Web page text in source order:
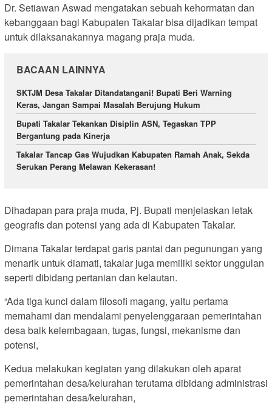
Dr. Setiawan Aswad mengatakan sebuah kehormatan dan
kebanggaan bagi Kabupaten Takalar bisa dijadikan tempat
untuk dilaksanakannya magang praja muda.
BACAAN LAINNYA
SKTJM Desa Takalar Ditandatangani! Bupati Beri Warning
Keras, Jangan Sampai Masalah Berujung Hukum
Bupati Takalar Tekankan Disiplin ASN, Tegaskan TPP
Bergantung pada Kinerja
Takalar Tancap Gas Wujudkan Kabupaten Ramah Anak, Sekda
Serukan Perang Melawan Kekerasan!
Dihadapan para praja muda, Pj. Bupati menjelaskan letak
geografis dan potensi yang ada di Kabupaten Takalar.
Dimana Takalar terdapat garis pantai dan pegunungan yang
menarik untuk diamati, takalar juga memiliki sektor unggulan
seperti dibidang pertanian dan kelautan.
“Ada tiga kunci dalam filosofi magang, yaitu pertama
memahami dan mendalami penyelenggaraan pemerintahan
desa baik kelembagaan, tugas, fungsi, mekanisme dan
potensi,
Kedua melakukan kegiatan yang dilakukan oleh aparat
pemerintahan desa/kelurahan terutama dibidang administrasi
pemerintahan desa/kelurahan,